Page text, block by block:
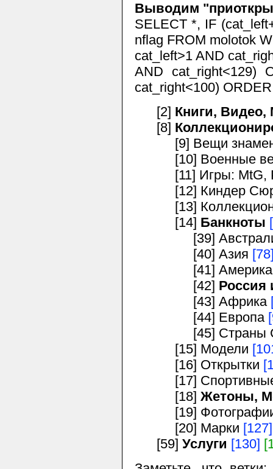
Выводим
SELECT *, IF
nflag FROM molotok
cat_left>1 AND
AND cat_right<129)
cat_right<100)
[2] Книги, Видео,
[8]
[9] Вещи
[10] Военные
[11] Игры: MtG,
[12] Киндер
[13]
[14] Банкноты
[39] Австралия
[40] Азия
[41]
[42]
[43] Африка
[44] Европа
[45] Страны
[15] Модели
[16] Открытки
[17] Спортивные
[18] Жетоны,
[19]
[20] Марки [127]
[59] Услуги [130]